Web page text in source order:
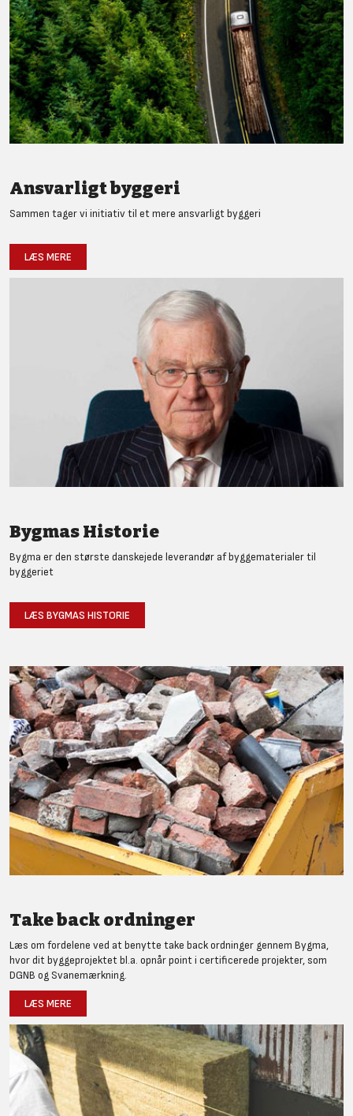
Ansvarligt byggeri
Sammen tager vi initiativ til et mere ansvarligt byggeri
LÆS MERE
Bygmas Historie
Bygma er den største danskejede leverandør af byggematerialer til
byggeriet
LÆS BYGMAS HISTORIE
Take back ordninger
Læs om fordelene ved at benytte take back ordninger gennem Bygma,
hvor dit byggeprojektet bl.a. opnår point i certificerede projekter, som
DGNB og Svanemærkning.
LÆS MERE